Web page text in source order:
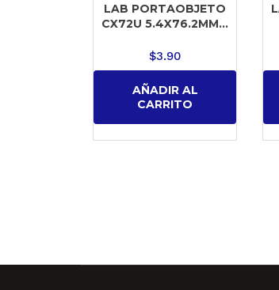
LAB PORTAOBJETO
CX72U 5.4X76.2MM...
$3.90
AÑADIR AL
CARRITO